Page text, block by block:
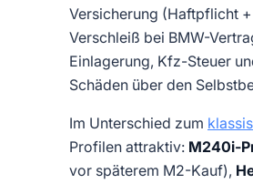
Versicherung (Haftpflicht
Verschleiß bei BMW-
Einlagerung, Kfz-Steuer
Schäden über den
Im Unterschied zum
Profilen attraktiv: M240i-
vor späterem M2-Kauf),